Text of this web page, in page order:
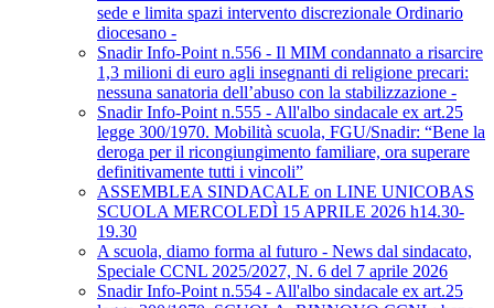
sede e limita spazi intervento discrezionale Ordinario
diocesano -
Snadir Info-Point n.556 - Il MIM condannato a risarcire
1,3 milioni di euro agli insegnanti di religione precari:
nessuna sanatoria dell’abuso con la stabilizzazione -
Snadir Info-Point n.555 - All'albo sindacale ex art.25
legge 300/1970. Mobilità scuola, FGU/Snadir: “Bene la
deroga per il ricongiungimento familiare, ora superare
definitivamente tutti i vincoli”
ASSEMBLEA SINDACALE on LINE UNICOBAS
SCUOLA MERCOLEDÌ 15 APRILE 2026 h14.30-
19.30
A scuola, diamo forma al futuro - News dal sindacato,
Speciale CCNL 2025/2027, N. 6 del 7 aprile 2026
Snadir Info-Point n.554 - All'albo sindacale ex art.25